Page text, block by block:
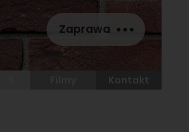
Zaprawa
Kontakt